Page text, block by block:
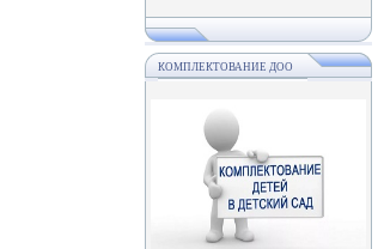
КОМПЛЕКТОВАНИЕ ДОО